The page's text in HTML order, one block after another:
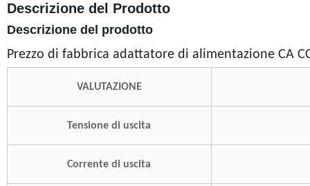
Descrizione del Prodotto
Descrizione del prodotto
Prezzo di fabbrica adattatore di alimentazione CA
VALUTAZIONE
Tensione di uscita
Corrente di uscita